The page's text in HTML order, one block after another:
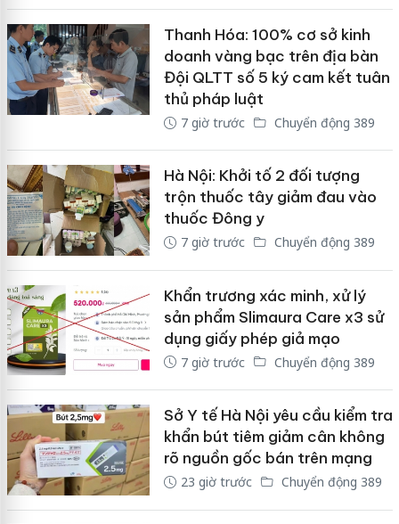
Thanh Hóa: 100% cơ sở kinh
doanh vàng bạc trên địa bàn
Đội QLTT số 5 ký cam kết tuân
thủ pháp luật
7 giờ trước Chuyển động 389
Hà Nội: Khởi tố 2 đối tượng
trộn thuốc tây giảm đau vào
thuốc Đông y
7 giờ trước Chuyển động 389
Khẩn trương xác minh, xử lý
sản phẩm Slimaura Care x3 sử
dụng giấy phép giả mạo
7 giờ trước Chuyển động 389
Sở Y tế Hà Nội yêu cầu kiểm tra
khẩn bút tiêm giảm cân không
rõ nguồn gốc bán trên mạng
23 giờ trước Chuyển động 389